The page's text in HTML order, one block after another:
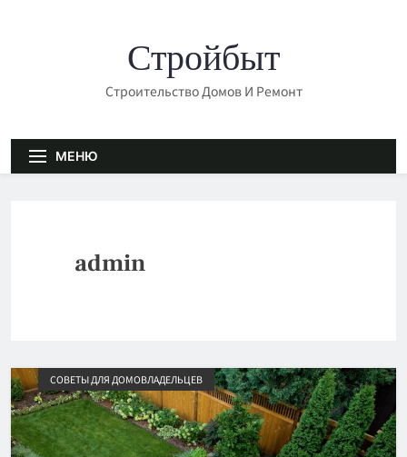
Стройбыт
Строительство Домов И Ремонт
МЕНЮ
admin
СОВЕТЫ ДЛЯ ДОМОВЛАДЕЛЬЦЕВ